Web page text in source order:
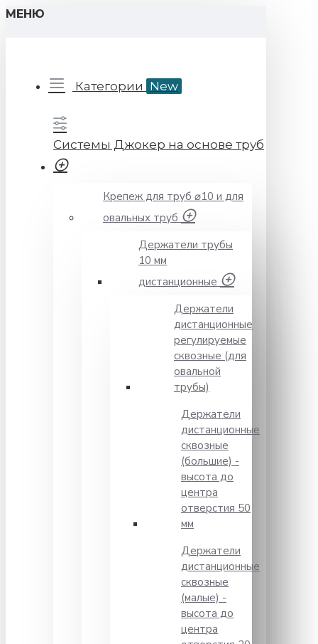
МЕНЮ
Категории New
Системы Джокер на основе труб
Крепеж для труб ⌀10 и для
овальных труб
Держатели трубы
10 мм
дистанционные
Держатели
дистанционные
регулируемые
сквозные (для
овальной
трубы)
Держатели
дистанционные
сквозные
(большие) -
высота до
центра
отверстия 50
мм
Держатели
дистанционные
сквозные
(малые) -
высота до
центра